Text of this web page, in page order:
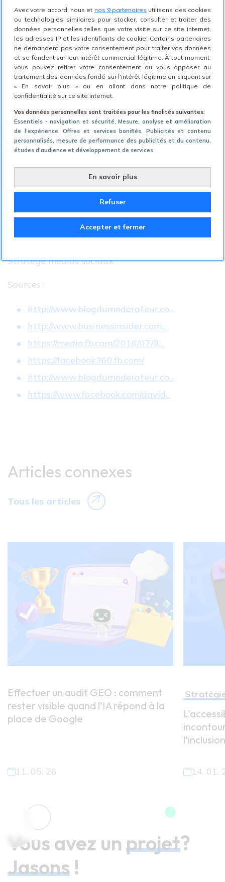
Avec votre accord, nous et nos 9 partenaires utilisons des cookies
ou technologies similaires pour stocker, consulter et traiter des
données personnelles telles que votre visite sur ce site internet,
les adresses IP et les identifiants de cookie. Certains partenaires
ne demandent pas votre consentement pour traiter vos données
et se fondent sur leur intérêt commercial légitime. À tout moment,
vous pouvez retirer votre consentement ou vous opposer au
traitement des données fondé sur l'intérêt légitime en cliquant sur
« En savoir plus » ou en allant dans notre politique de
confidentialité sur ce site internet.
Vos données personnelles sont traitées pour les finalités suivantes:
Essentiels - navigation et sécurité , Mesure, analyse et amélioration
de l’expérience , Offres et services bonifiés , Publicités et contenu
personnalisés, mesure de performance des publicités et du contenu,
études d’audience et développement de services
En savoir plus
Refuser
Accepter et fermer
intégrant une option de conversations secrètes
via Messenger. On pourra yenvoyer des
messages en mode secretqui auront une date
de péremption. Une fois cette date dépassée, les
messages ne seront plus visibles par les deux
personnes. Il faut comprendre que Facebook
essaie beaucoup de nouvelles fonctionnalités
afin de compétitionner avec Snapchat.
N’oublions pas aussi l’avènement des vidéos en
direct : avec Meerkat, Periscope, les Live Stories
de Snapchat et maintenant Facebook Live et
YouTube, les vidéos en direct sont également
une tendance à explorer.
David Trang
Stratège médias sociaux
Sources :
http://www.blogdumoderateur.co...
http://www.businessinsider.com...
https://media.fb.com/2016/07/0...
https://facebook360.fb.com/
http://www.blogdumoderateur.co...
https://www.facebook.com/david...
Articles connexes
Tous les articles
Effectuer un audit GEO : comment
rester visible quand l’IA répond à la
place de Google
11. 05. 26 14. 01.
Vous avez un projet?
Jasons !